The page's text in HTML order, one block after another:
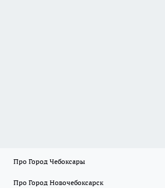
Про Город Чебоксары
Про Город Новочебоксарск